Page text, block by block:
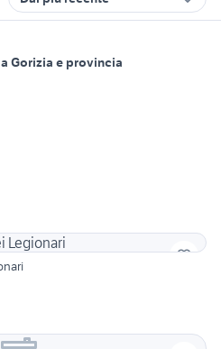
Gorizia e provincia